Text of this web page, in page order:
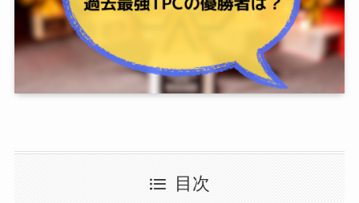
目次